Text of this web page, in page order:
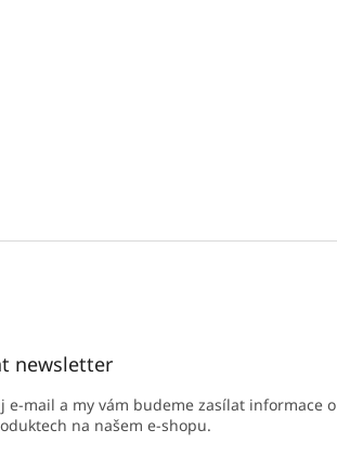
newsletter
e-mail a my vám budeme zasílat informace o
na našem e-shopu.